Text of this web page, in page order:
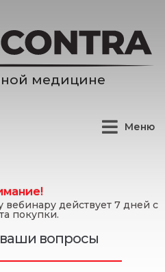
медицине
Меню
действует 7 дней с
покупки.
вопросы